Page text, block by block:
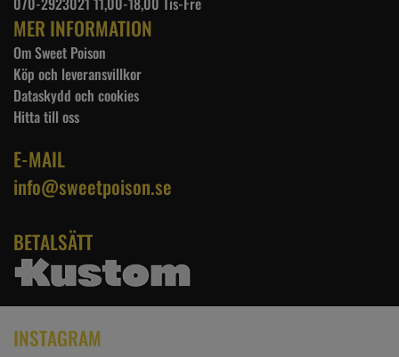
MER INFORMATION
Om Sweet Poison
Köp och leveransvillkor
Dataskydd och cookies
Hitta till oss
E-MAIL
info@sweetpoison.se
BETALSÄTT
INSTAGRAM